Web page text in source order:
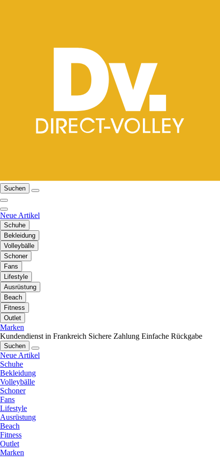
Suchen
Neue Artikel
Schuhe
Bekleidung
Volleybälle
Schoner
Fans
Lifestyle
Ausrüstung
Beach
Fitness
Outlet
Marken
Kundendienst in Frankreich Sichere Zahlung Einfache Rückgabe
Suchen
Neue Artikel
Schuhe
Bekleidung
Volleybälle
Schoner
Fans
Lifestyle
Ausrüstung
Beach
Fitness
Outlet
Marken